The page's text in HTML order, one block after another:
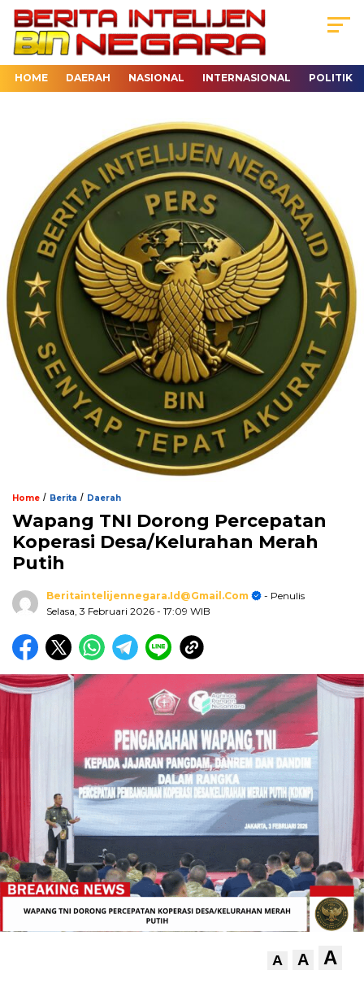
HOME DAERAH NASIONAL INTERNASIONAL POLITIK
Home / Berita / Daerah
Wapang TNI Dorong Percepatan
Koperasi Desa/Kelurahan Merah
Putih
Beritaintelijennegara.id@gmail.com
- Penulis
Selasa, 3 Februari 2026 - 17:09 WIB
A A A